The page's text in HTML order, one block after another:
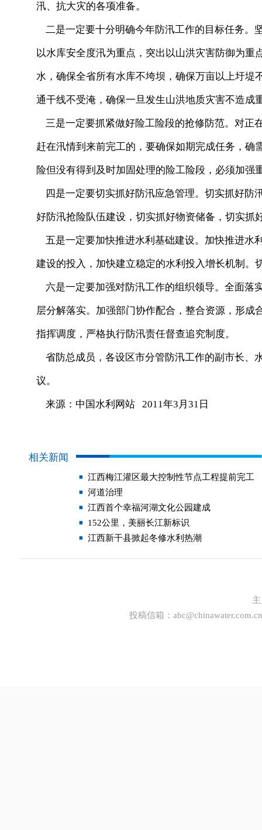
汛、抗大灾的各项准备。
二是一定要十分明确今年防汛工作的目标任务。
以水库安全度汛为重点，突出以山洪灾害防御为
水，确保全省所有水库不垮坝，确保万亩以上圩
通干线不受淹，确保一旦发生山洪地质灾害不造成
三是一定要抓紧做好险工险段的抢修防范。对正
赶在汛情到来前完工的，要确保如期完成任务，
险但没有得到及时加固处理的险工险段，必须加强
四是一定要切实抓好防汛应急管理。切实抓好防
好防汛抢险队伍建设，切实抓好物资储备，切实抓
五是一定要加快推进水利基础建设。加快推进水
建设的投入，加快建立稳定的水利投入增长机制。
六是一定要加强对防汛工作的组织领导。全面落
层分解落实。加强部门协作配合，整合资源，形
指挥调度，严格执行防汛责任督查追究制度。
省防总成员，各设区市分管防汛工作的副市长、
议。
来源：中国水利网站 2011年3月31日
相关新闻
江西梅江灌区最大控制性节点工程提前完工
河道治理
江西首个幸福河湖文化公园建成
152公里，美丽长江新标识
江西新干县掀起冬修水利热潮
投稿信箱： abc@chinawater.com.cn